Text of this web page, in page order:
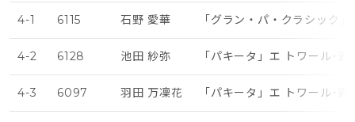
4-1 6115 石野 愛華 「グラン・パ・クラシック
4-2 6128 池田 紗弥 「パキータ」エ トワール･遅
4-3 6097 羽田 万凜花 「パキータ」エ トワール･遅